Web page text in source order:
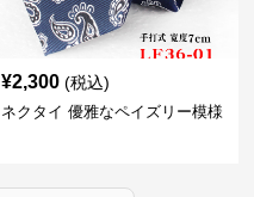
¥2,300 (税込)
ネクタイ 優雅なペイズリー模様